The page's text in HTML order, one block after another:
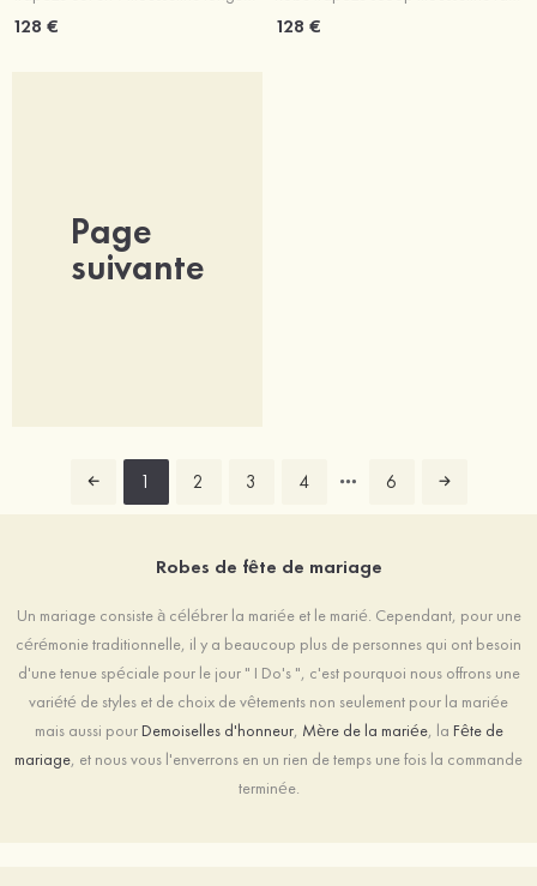
128 € 128 €
Page
suivante
1 2 3 4 6
Robes de fête de mariage
Un mariage consiste à célébrer la mariée et le marié. Cependant, pour une
cérémonie traditionnelle, il y a beaucoup plus de personnes qui ont besoin
d'une tenue spéciale pour le jour " I Do's ", c'est pourquoi nous offrons une
variété de styles et de choix de vêtements non seulement pour la mariée
mais aussi pour Demoiselles d'honneur, Mère de la mariée, la Fête de
mariage, et nous vous l'enverrons en un rien de temps une fois la commande
terminée.